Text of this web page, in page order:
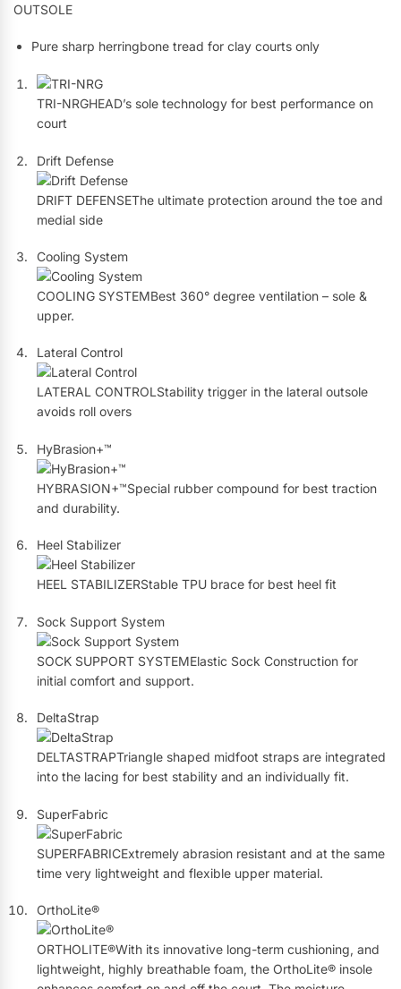
OUTSOLE
Pure sharp herringbone tread for clay courts only
TRI-NRGHEAD’s sole technology for best performance on
court
Drift Defense
DRIFT DEFENSEThe ultimate protection around the toe and
medial side
Cooling System
COOLING SYSTEMBest 360° degree ventilation – sole &
upper.
Lateral Control
LATERAL CONTROLStability trigger in the lateral outsole
avoids roll overs
HyBrasion+™
HYBRASION+™Special rubber compound for best traction
and durability.
Heel Stabilizer
HEEL STABILIZERStable TPU brace for best heel fit
Sock Support System
SOCK SUPPORT SYSTEMElastic Sock Construction for
initial comfort and support.
DeltaStrap
DELTASTRAPTriangle shaped midfoot straps are integrated
into the lacing for best stability and an individually fit.
SuperFabric
SUPERFABRICExtremely abrasion resistant and at the same
time very lightweight and flexible upper material.
OrthoLite®
ORTHOLITE®With its innovative long-term cushioning, and
lightweight, highly breathable foam, the OrthoLite® insole